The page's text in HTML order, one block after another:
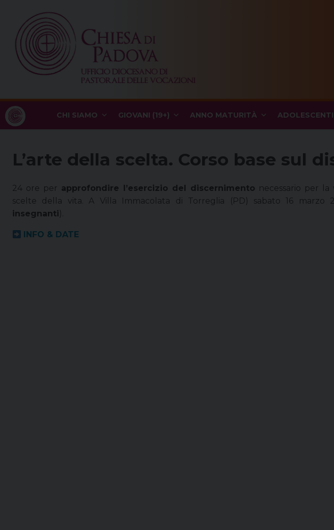
content
CHI SIAMO GIOVANI (19+) ANNO MATURITÀ
L’arte della scelta. Corso base sul
24 ore per approfondire l’esercizio del discernimento necessario per
scelte della vita. A Villa Immacolata di Torreglia (PD) sabato 16 marzo
insegnanti ).
INFO & DATE